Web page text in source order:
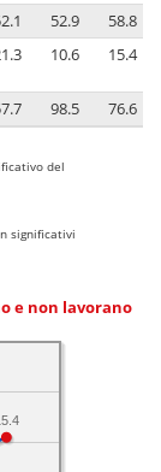
52.9
58.8
10.6 15.4
98.5 76.6
del
significativi
e non lavorano